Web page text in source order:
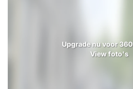
Upgrade nu voor
View foto's